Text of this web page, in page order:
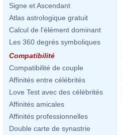
Signe et Ascendant
Atlas astrologique gratuit
Calcul de l'élément dominant
Les 360 degrés symboliques
Compatibilité
Compatibilité de couple
Affinités entre célébrités
Love Test avec des célébrités
Affinités amicales
Affinités professionnelles
Double carte de synastrie